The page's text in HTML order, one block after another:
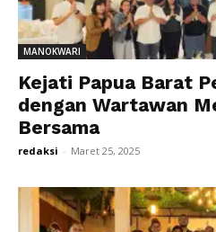
MANOKWARI
Kejati Papua Barat
dengan Wartawan
Bersama
redaksi - Maret 25, 2025